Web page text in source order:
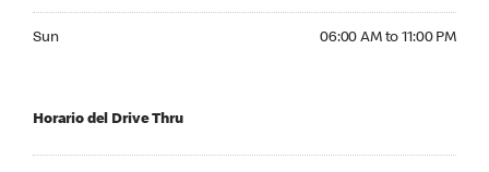
Sun 06:00 AM to 11:00 PM
Horario del Drive Thru